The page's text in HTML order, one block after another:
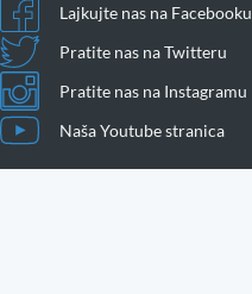
Lajkujte nas na Facebooku
Pratite nas na Twitteru
Pratite nas na Instagramu
Naša Youtube stranica